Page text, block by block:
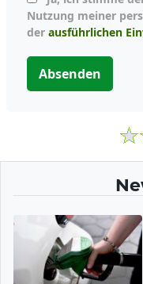
Nutzung meiner
der ausführlichen
Absenden